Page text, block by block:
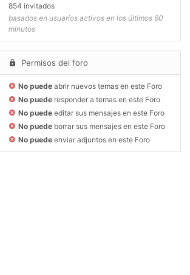
854 invitados
basados en usuarios activos en los últimos 60
minutos
Permisos del foro
No puede abrir nuevos temas en este Foro
No puede responder a temas en este Foro
No puede editar sus mensajes en este Foro
No puede borrar sus mensajes en este Foro
No puede enviar adjuntos en este Foro